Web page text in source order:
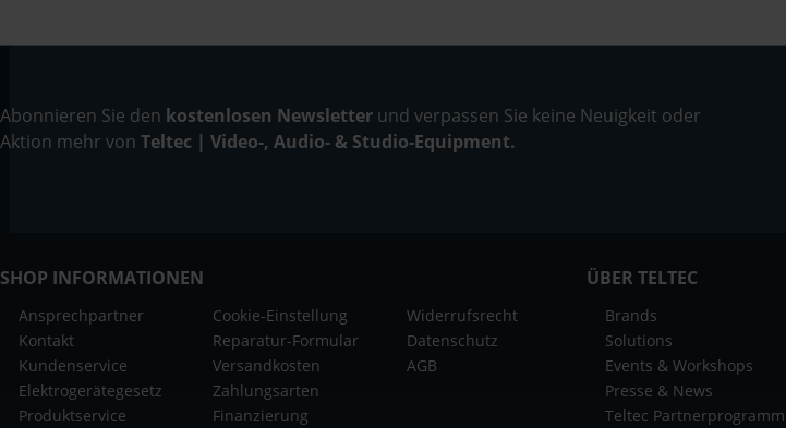
Abonnieren Sie den kostenlosen Newsletter und verpassen Sie keine Neuigkeit oder
Aktion mehr von Teltec | Video-, Audio- & Studio-Equipment.
SHOP INFORMATIONEN
Ansprechpartner
Kontakt
Kundenservice
Elektrogerätegesetz
Produktservice
Cookie-Einstellung
Reparatur-Formular
Versandkosten
Zahlungsarten
Finanzierung
Widerrufsrecht
Datenschutz
AGB
ÜBER TELTEC
Brands
Solutions
Events & Workshops
Presse & News
Teltec Partnerprogramm